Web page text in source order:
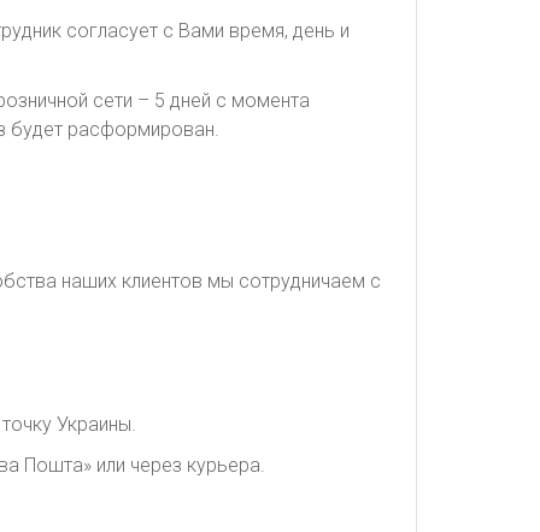
согласует с Вами время, день и
сети – 5 дней с момента
будет расформирован.
наших клиентов мы сотрудничаем с
Украины.
Пошта» или через курьера.